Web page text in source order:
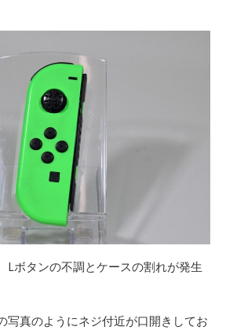
Lボタンの不調とケースの割れが発生
写真のようにネジ付近が口開きしてお